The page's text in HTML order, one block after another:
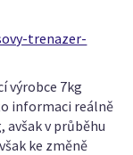
trenazer-
výrobce 7kg
informaci reálně
avšak v průběhu
ke změně